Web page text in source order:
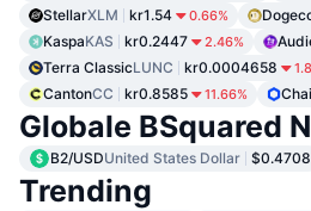
StellarXLM kr1.54 0.66%
KaspaKAS kr0.2447 2.46%
Terra ClassicLUNC kr0.0004658
CantonCC kr0.8585 11.66%
Globale BSquared
B2/USDUnited States Dollar $0.4708
Trending